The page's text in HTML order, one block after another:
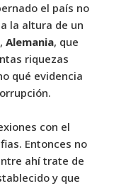
el país no
la altura de un
, Alemania, que
riquezas
qué evidencia
con el
Entonces no
ahí trate de
y que